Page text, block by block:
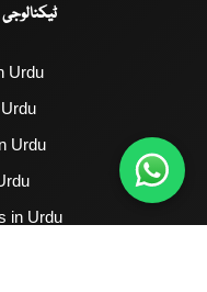
ٹیکنالوجی
Urdu
Urdu
in Urdu